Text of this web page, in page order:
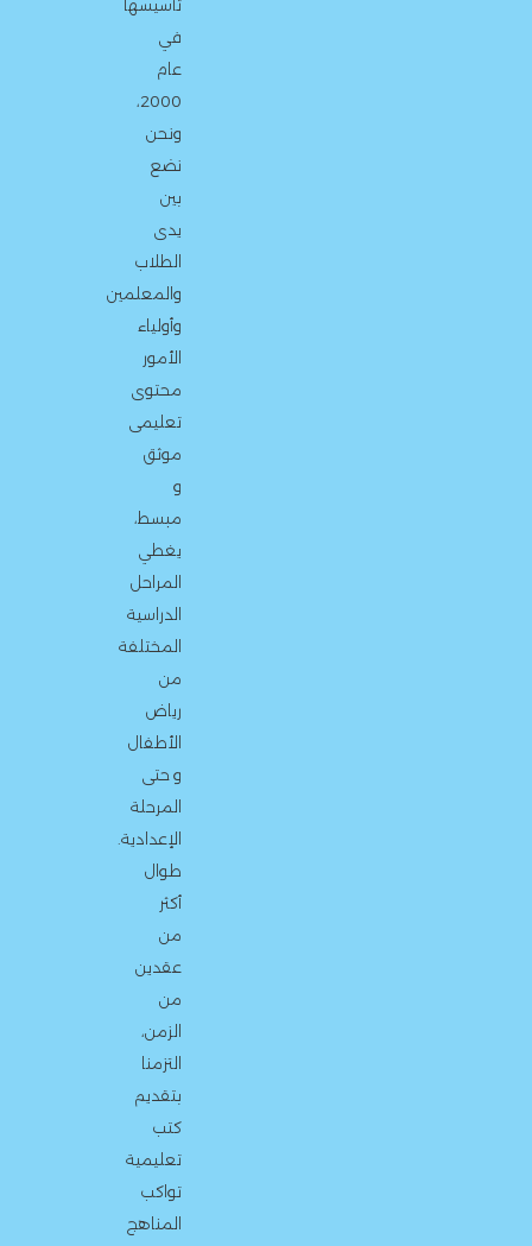
تأسيسها
في
عام
2000،
ونحن
نضع
بين
يدى
الطلاب
والمعلمين
وأولياء
الأمور
محتوى
تعليمى
موثق
و
مبسط،
يغطي
المراحل
الدراسية
المختلفة
من
رياض
الأطفال
و حتى
المرحلة
الإعدادية.
طوال
أكثر
من
عقدين
من
الزمن،
التزمنا
بتقديم
كتب
تعليمية
تواكب
المناهج